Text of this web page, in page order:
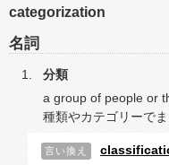
categorization
名詞
分類
a group of people or
種類やカテゴリーで
言い換え